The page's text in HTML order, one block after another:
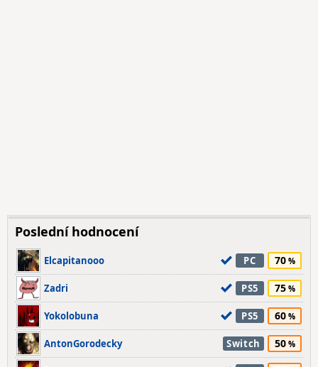
Poslední hodnocení
Elcapitanooo PC 70
Zadri PS5 75
Yokolobuna PS5 60
AntonGorodecky Switch 50